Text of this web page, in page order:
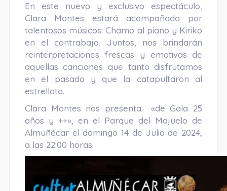
En este nuevo y exclusivo espectáculo,
Clara Montes estará acompañada por
talentosos músicos: Chamo al piano y Kiriko
en el contrabajo. Juntos, nos brindarán
reinterpretaciones frescas y emotivas de
aquellas canciones que tanto disfrutamos
en el pasado y que la catapultaron al
estrellato.
Clara Montes nos presenta «de Gala 25
años y ++», en el Parque del Majuelo de
Almuñécar el domingo 14 de Julio de 2024,
a las 22:00 horas.